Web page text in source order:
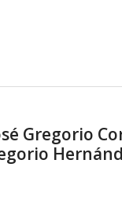
Gregorio